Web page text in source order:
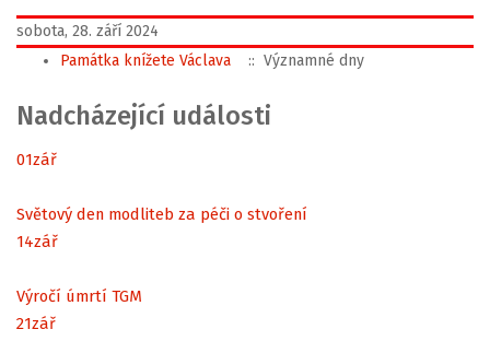
sobota, 28. září 2024
Památka knížete Václava
:: Významné dny
Nadcházející události
01zář
Světový den modliteb za péči o stvoření
14zář
Výročí úmrtí TGM
21zář